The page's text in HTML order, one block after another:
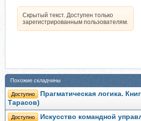
Скрытый текст. Доступен только
зарегистрированным пользователям.
Похожие складчины
Доступно
Прагматическая логика.
Тарасов)
Доступно
Искусство командной